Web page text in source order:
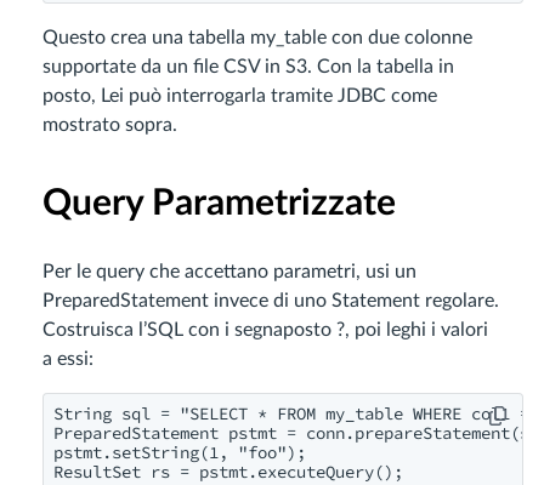
Questo crea una tabella my_table con due colonne
supportate da un file CSV in S3. Con la tabella in
posto, Lei può interrogarla tramite JDBC come
mostrato sopra.
Query Parametrizzate
Per le query che accettano parametri, usi un
PreparedStatement invece di uno Statement regolare.
Costruisca l’SQL con i segnaposto ?, poi leghi i valori
a essi:
String sql = "SELECT * FROM my_table WHERE col1 =
PreparedStatement pstmt =
pstmt.setString(1, "foo");
ResultSet rs = pstmt.executeQuery();